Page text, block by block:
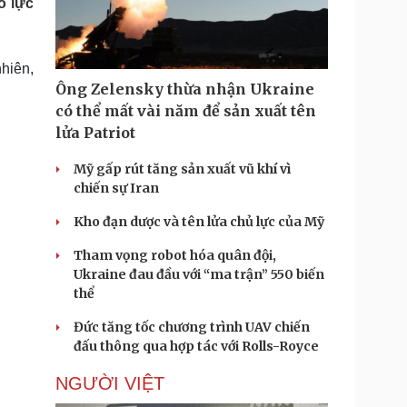
nghiệp 24h
Doanh nhân
Vì cộng đồng
Chuyển đổi số
Podcast
Cửa sổ tình yêu
Kể chuyện cho bé
lực
Ông Zelensky thừa nhận Ukraine
có thể mất vài năm để sản xuất tên
lửa Patriot
Mỹ gấp rút tăng sản xuất vũ khí vì
chiến sự Iran
Kho đạn dược và tên lửa chủ lực của Mỹ
Tham vọng robot hóa quân đội,
Ukraine đau đầu với “ma trận” 550 biến
thể
Đức tăng tốc chương trình UAV chiến
đấu thông qua hợp tác với Rolls-Royce
NGƯỜI VIỆT